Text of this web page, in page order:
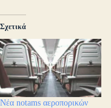
Σχετικά
Νέα notams αεροπορικών